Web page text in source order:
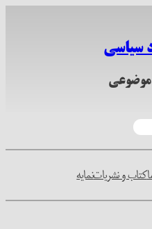
سیاسی
کتاب و نشریاتنمایه